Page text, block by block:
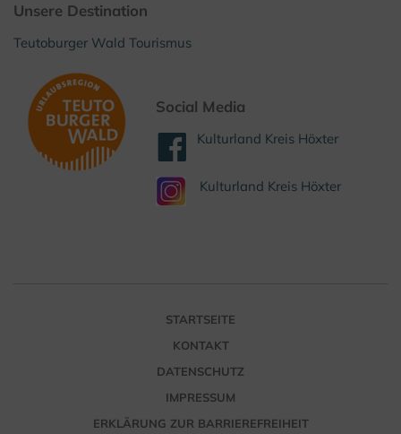
Unsere Destination
Teutoburger Wald Tourismus
Social Media
Kulturland Kreis Höxter
Kulturland Kreis Höxter
STARTSEITE
KONTAKT
DATENSCHUTZ
IMPRESSUM
ERKLÄRUNG ZUR BARRIEREFREIHEIT